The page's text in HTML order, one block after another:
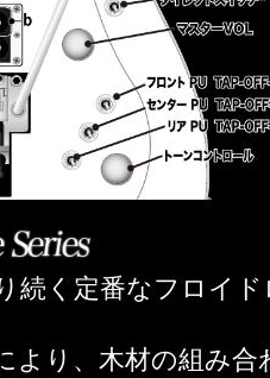
続く定番なフロイ
より、木材の組み